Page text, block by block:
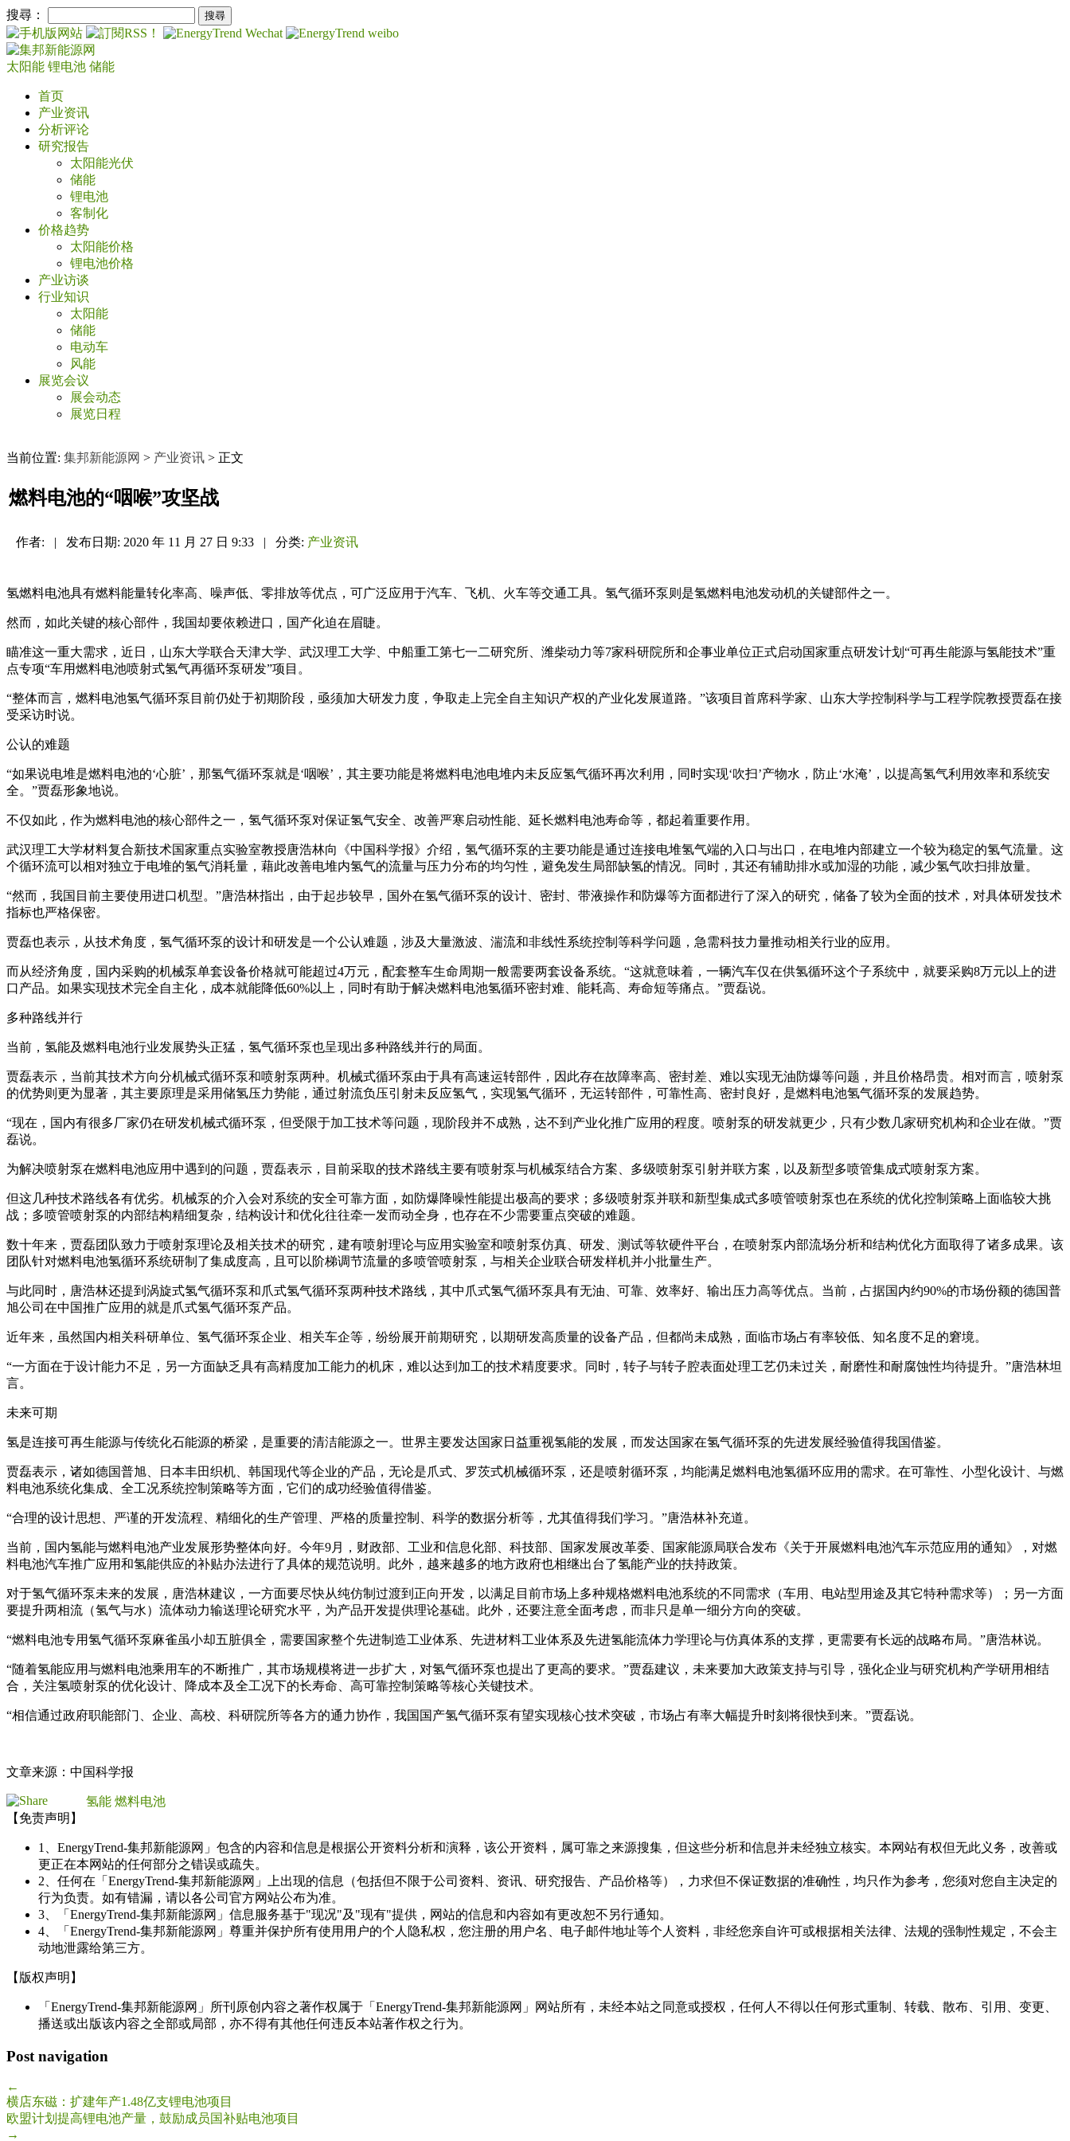
搜尋：
太阳能 锂电池 储能
首页
产业资讯
分析评论
研究报告
太阳能光伏
储能
锂电池
客制化
价格趋势
太阳能价格
锂电池价格
产业访谈
行业知识
太阳能
储能
电动车
风能
展览会议
展会动态
展览日程
当前位置: 集邦新能源网 > 产业资讯 > 正文
燃料电池的“咽喉”攻坚战
作者: | 发布日期: 2020 年 11 月 27 日 9:33 | 分类: 产业资讯
氢燃料电池具有燃料能量转化率高、噪声低、零排放等优点，可广泛应用于汽车、飞机、火车等交通工具。氢气循环泵则是氢燃料电池发动机的关键部件之一。
然而，如此关键的核心部件，我国却要依赖进口，国产化迫在眉睫。
瞄准这一重大需求，近日，山东大学联合天津大学、武汉理工大学、中船重工第七一二研究所、潍柴动力等7家科研院所和企事业单位正式启动国家重点研发计划“可再生能源与氢能技术”重
点专项“车用燃料电池喷射式氢气再循环泵研发”项目。
“整体而言，燃料电池氢气循环泵目前仍处于初期阶段，亟须加大研发力度，争取走上完全自主知识产权的产业化发展道路。”该项目首席科学家、山东大学控制科学与工程学院教授贾磊在接
受采访时说。
公认的难题
“如果说电堆是燃料电池的‘心脏’，那氢气循环泵就是‘咽喉’，其主要功能是将燃料电池电堆内未反应氢气循环再次利用，同时实现‘吹扫’产物水，防止‘水淹’，以提高氢气利用效率和系统安
全。”贾磊形象地说。
不仅如此，作为燃料电池的核心部件之一，氢气循环泵对保证氢气安全、改善严寒启动性能、延长燃料电池寿命等，都起着重要作用。
武汉理工大学材料复合新技术国家重点实验室教授唐浩林向《中国科学报》介绍，氢气循环泵的主要功能是通过连接电堆氢气端的入口与出口，在电堆内部建立一个较为稳定的氢气流量。这
个循环流可以相对独立于电堆的氢气消耗量，藉此改善电堆内氢气的流量与压力分布的均匀性，避免发生局部缺氢的情况。同时，其还有辅助排水或加湿的功能，减少氢气吹扫排放量。
“然而，我国目前主要使用进口机型。”唐浩林指出，由于起步较早，国外在氢气循环泵的设计、密封、带液操作和防爆等方面都进行了深入的研究，储备了较为全面的技术，对具体研发技术
指标也严格保密。
贾磊也表示，从技术角度，氢气循环泵的设计和研发是一个公认难题，涉及大量激波、湍流和非线性系统控制等科学问题，急需科技力量推动相关行业的应用。
而从经济角度，国内采购的机械泵单套设备价格就可能超过4万元，配套整车生命周期一般需要两套设备系统。“这就意味着，一辆汽车仅在供氢循环这个子系统中，就要采购8万元以上的进
口产品。如果实现技术完全自主化，成本就能降低60%以上，同时有助于解决燃料电池氢循环密封难、能耗高、寿命短等痛点。”贾磊说。
多种路线并行
当前，氢能及燃料电池行业发展势头正猛，氢气循环泵也呈现出多种路线并行的局面。
贾磊表示，当前其技术方向分机械式循环泵和喷射泵两种。机械式循环泵由于具有高速运转部件，因此存在故障率高、密封差、难以实现无油防爆等问题，并且价格昂贵。相对而言，喷射泵
的优势则更为显著，其主要原理是采用储氢压力势能，通过射流负压引射未反应氢气，实现氢气循环，无运转部件，可靠性高、密封良好，是燃料电池氢气循环泵的发展趋势。
“现在，国内有很多厂家仍在研发机械式循环泵，但受限于加工技术等问题，现阶段并不成熟，达不到产业化推广应用的程度。喷射泵的研发就更少，只有少数几家研究机构和企业在做。”贾
磊说。
为解决喷射泵在燃料电池应用中遇到的问题，贾磊表示，目前采取的技术路线主要有喷射泵与机械泵结合方案、多级喷射泵引射并联方案，以及新型多喷管集成式喷射泵方案。
但这几种技术路线各有优劣。机械泵的介入会对系统的安全可靠方面，如防爆降噪性能提出极高的要求；多级喷射泵并联和新型集成式多喷管喷射泵也在系统的优化控制策略上面临较大挑
战；多喷管喷射泵的内部结构精细复杂，结构设计和优化往往牵一发而动全身，也存在不少需要重点突破的难题。
数十年来，贾磊团队致力于喷射泵理论及相关技术的研究，建有喷射理论与应用实验室和喷射泵仿真、研发、测试等软硬件平台，在喷射泵内部流场分析和结构优化方面取得了诸多成果。该
团队针对燃料电池氢循环系统研制了集成度高，且可以阶梯调节流量的多喷管喷射泵，与相关企业联合研发样机并小批量生产。
与此同时，唐浩林还提到涡旋式氢气循环泵和爪式氢气循环泵两种技术路线，其中爪式氢气循环泵具有无油、可靠、效率好、输出压力高等优点。当前，占据国内约90%的市场份额的德国普
旭公司在中国推广应用的就是爪式氢气循环泵产品。
近年来，虽然国内相关科研单位、氢气循环泵企业、相关车企等，纷纷展开前期研究，以期研发高质量的设备产品，但都尚未成熟，面临市场占有率较低、知名度不足的窘境。
“一方面在于设计能力不足，另一方面缺乏具有高精度加工能力的机床，难以达到加工的技术精度要求。同时，转子与转子腔表面处理工艺仍未过关，耐磨性和耐腐蚀性均待提升。”唐浩林坦
言。
未来可期
氢是连接可再生能源与传统化石能源的桥梁，是重要的清洁能源之一。世界主要发达国家日益重视氢能的发展，而发达国家在氢气循环泵的先进发展经验值得我国借鉴。
贾磊表示，诸如德国普旭、日本丰田织机、韩国现代等企业的产品，无论是爪式、罗茨式机械循环泵，还是喷射循环泵，均能满足燃料电池氢循环应用的需求。在可靠性、小型化设计、与燃
料电池系统化集成、全工况系统控制策略等方面，它们的成功经验值得借鉴。
“合理的设计思想、严谨的开发流程、精细化的生产管理、严格的质量控制、科学的数据分析等，尤其值得我们学习。”唐浩林补充道。
当前，国内氢能与燃料电池产业发展形势整体向好。今年9月，财政部、工业和信息化部、科技部、国家发展改革委、国家能源局联合发布《关于开展燃料电池汽车示范应用的通知》，对燃
料电池汽车推广应用和氢能供应的补贴办法进行了具体的规范说明。此外，越来越多的地方政府也相继出台了氢能产业的扶持政策。
对于氢气循环泵未来的发展，唐浩林建议，一方面要尽快从纯仿制过渡到正向开发，以满足目前市场上多种规格燃料电池系统的不同需求（车用、电站型用途及其它特种需求等）；另一方面
要提升两相流（氢气与水）流体动力输送理论研究水平，为产品开发提供理论基础。此外，还要注意全面考虑，而非只是单一细分方向的突破。
“燃料电池专用氢气循环泵麻雀虽小却五脏俱全，需要国家整个先进制造工业体系、先进材料工业体系及先进氢能流体力学理论与仿真体系的支撑，更需要有长远的战略布局。”唐浩林说。
“随着氢能应用与燃料电池乘用车的不断推广，其市场规模将进一步扩大，对氢气循环泵也提出了更高的要求。”贾磊建议，未来要加大政策支持与引导，强化企业与研究机构产学研用相结
合，关注氢喷射泵的优化设计、降成本及全工况下的长寿命、高可靠控制策略等核心关键技术。
“相信通过政府职能部门、企业、高校、科研院所等各方的通力协作，我国国产氢气循环泵有望实现核心技术突破，市场占有率大幅提升时刻将很快到来。”贾磊说。
文章来源：中国科学报
氢能 燃料电池
【免责声明】
1、EnergyTrend-集邦新能源网」包含的内容和信息是根据公开资料分析和演释，该公开资料，属可靠之来源搜集，但这些分析和信息并未经独立核实。本网站有权但无此义务，改善或
更正在本网站的任何部分之错误或疏失。
2、任何在「EnergyTrend-集邦新能源网」上出现的信息（包括但不限于公司资料、资讯、研究报告、产品价格等），力求但不保证数据的准确性，均只作为参考，您须对您自主决定的
行为负责。如有错漏，请以各公司官方网站公布为准。
3、「EnergyTrend-集邦新能源网」信息服务基于"现况"及"现有"提供，网站的信息和内容如有更改恕不另行通知。
4、「EnergyTrend-集邦新能源网」尊重并保护所有使用用户的个人隐私权，您注册的用户名、电子邮件地址等个人资料，非经您亲自许可或根据相关法律、法规的强制性规定，不会主
动地泄露给第三方。
【版权声明】
「EnergyTrend-集邦新能源网」所刊原创内容之著作权属于「EnergyTrend-集邦新能源网」网站所有，未经本站之同意或授权，任何人不得以任何形式重制、转载、散布、引用、变更、
播送或出版该内容之全部或局部，亦不得有其他任何违反本站著作权之行为。
Post navigation
←
横店东磁：扩建年产1.48亿支锂电池项目
欧盟计划提高锂电池产量，鼓励成员国补贴电池项目
→